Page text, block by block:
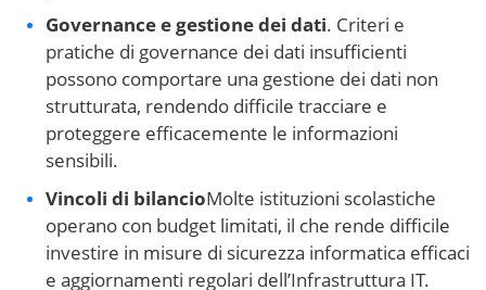
Governance e gestione dei dati. Criteri e
pratiche di governance dei dati insufficienti
possono comportare una gestione dei dati non
strutturata, rendendo difficile tracciare e
proteggere efficacemente le informazioni
sensibili.
Vincoli di bilancioMolte istituzioni scolastiche
operano con budget limitati, il che rende difficile
investire in misure di sicurezza informatica efficaci
e aggiornamenti regolari dell’Infrastruttura IT.